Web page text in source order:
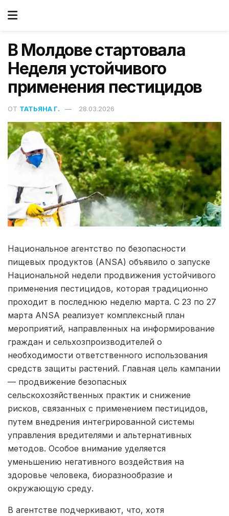
В Молдове стартовала
Неделя устойчивого
применения пестицидов
ОТ ТАТЬЯНА Г. 28.03.2026
Национальное агентство по безопасности
пищевых продуктов (ANSA) объявило о запуске
Национальной недели продвижения устойчивого
применения пестицидов, которая традиционно
проходит в последнюю неделю марта. С 23 по 27
марта ANSA реализует комплексный план
мероприятий, направленных на информирование
граждан и сельхозпроизводителей о
необходимости ответственного использования
средств защиты растений. Главная цель кампании
— продвижение безопасных
сельскохозяйственных практик и снижение
рисков, связанных с применением пестицидов,
путем внедрения интегрированной системы
управления вредителями и альтернативных
методов. Особое внимание уделяется
уменьшению негативного воздействия на
здоровье человека, биоразнообразие и
окружающую среду.
В агентстве подчеркивают, что, хотя